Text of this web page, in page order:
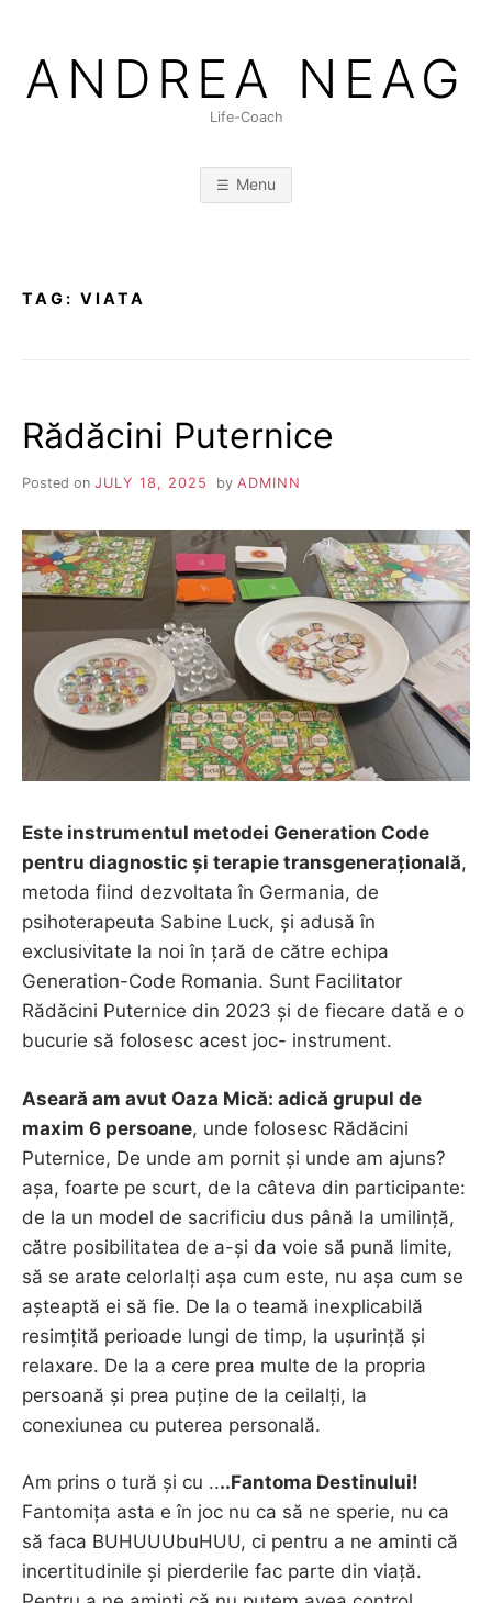
contentANDREA NEAG
Life-Coach
Menu
TAG: VIATA
Rădăcini Puternice
Posted on JULY 18, 2025 by ADMINN
Este instrumentul metodei Generation Code
pentru diagnostic și terapie transgenerațională,
metoda fiind dezvoltata în Germania, de
psihoterapeuta Sabine Luck, și adusă în
exclusivitate la noi în țară de către echipa
Generation-Code Romania. Sunt Facilitator
Rădăcini Puternice din 2023 și de fiecare dată e o
bucurie să folosesc acest joc- instrument.
Aseară am avut Oaza Mică: adică grupul de
maxim 6 persoane, unde folosesc Rădăcini
Puternice, De unde am pornit și unde am ajuns?
așa, foarte pe scurt, de la câteva din participante:
de la un model de sacrificiu dus până la umilință,
către posibilitatea de a-și da voie să pună limite,
să se arate celorlalți așa cum este, nu așa cum se
așteaptă ei să fie. De la o teamă inexplicabilă
resimțită perioade lungi de timp, la ușurință și
relaxare. De la a cere prea multe de la propria
persoană și prea puține de la ceilalți, la
conexiunea cu puterea personală.
Am prins o tură și cu ....Fantoma Destinului!
Fantomița asta e în joc nu ca să ne sperie, nu ca
să faca BUHUUUbuHUU, ci pentru a ne aminti că
incertitudinile și pierderile fac parte din viață.